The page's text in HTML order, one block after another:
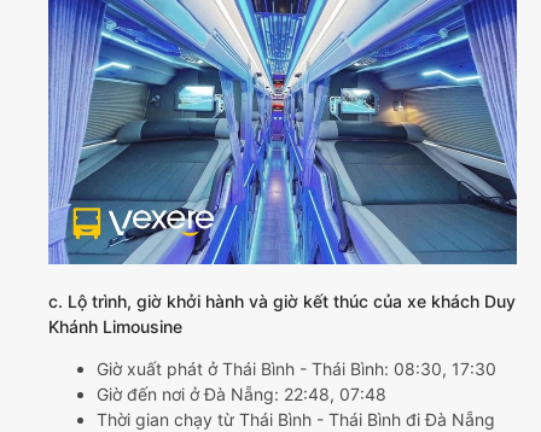
c. Lộ trình, giờ khởi hành và giờ kết thúc của xe khách Duy
Khánh Limousine
Giờ xuất phát ở Thái Bình - Thái Bình: 08:30, 17:30
Giờ đến nơi ở Đà Nẵng: 22:48, 07:48
Thời gian chạy từ Thái Bình - Thái Bình đi Đà Nẵng